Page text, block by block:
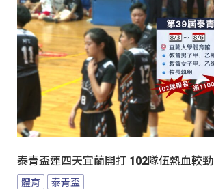
泰青盃連四天宜蘭開打 102隊伍熱血較勁
體育 泰青盃